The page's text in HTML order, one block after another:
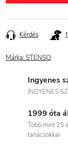
Kérdés
Márka: STENSO
Ingyenes
INGYENES
1999 óta
Több mint 25
tanácsokkal